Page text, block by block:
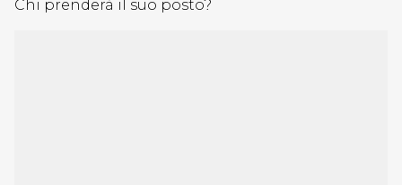
Chi prenderà il suo posto?